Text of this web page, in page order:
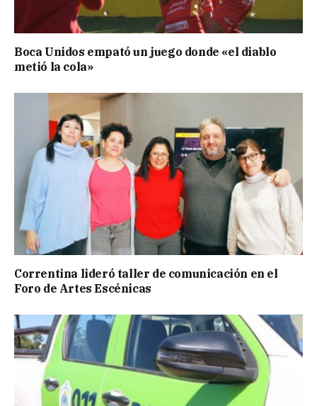
Boca Unidos empató un juego donde «el diablo
metió la cola»
Correntina lideró taller de comunicación en el
Foro de Artes Escénicas